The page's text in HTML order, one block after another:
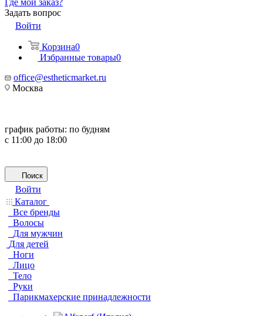
Где мой заказ?
Задать вопрос
Войти
Корзина0
Избранные товары0
office@estheticmarket.ru
Москва
график работы: по будням
с 11:00 до 18:00
Поиск
Войти
Каталог
Все бренды
Волосы
Для мужчин
Для детей
Ноги
Лицо
Тело
Руки
Парикмахерские принадлежности